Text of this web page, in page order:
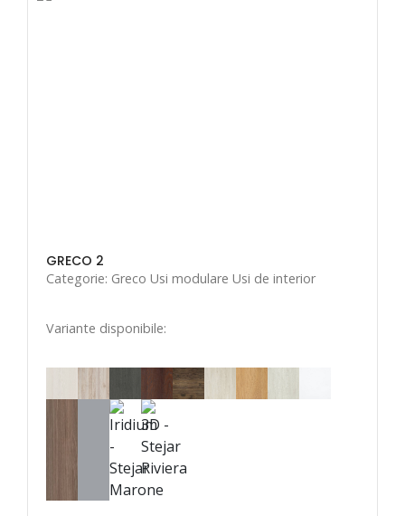
GRECO 2
Categorie: Greco Usi modulare Usi de interior
Variante disponibile: